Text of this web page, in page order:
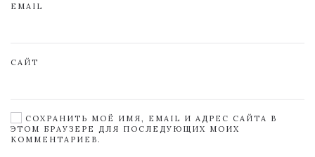
EMAIL
САЙТ
СОХРАНИТЬ МОЁ ИМЯ, EMAIL И АДРЕС САЙТА В
ЭТОМ БРАУЗЕРЕ ДЛЯ ПОСЛЕДУЮЩИХ МОИХ
КОММЕНТАРИЕВ.